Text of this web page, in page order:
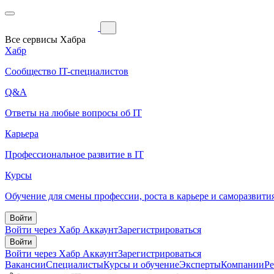
Все сервисы Хабра
Хабр
Сообщество IT-специалистов
Q&A
Ответы на любые вопросы об IT
Карьера
Профессиональное развитие в IT
Курсы
Обучение для смены профессии, роста в карьере и
Войти
Войти через Хабр АккаунтЗарегистрироваться
Войти
Войти через Хабр АккаунтЗарегистрироваться
ВакансииСпециалистыКурсы и обучениеЭкспертыКомпании